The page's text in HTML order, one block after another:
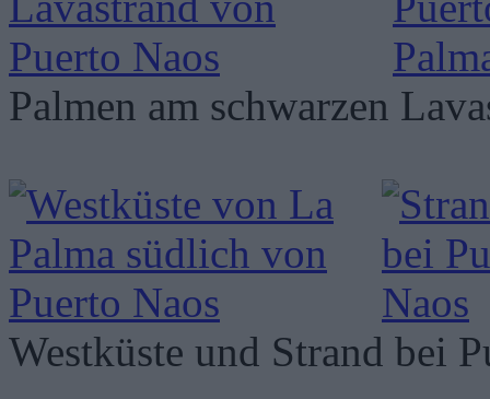
Palmen am schwarzen
Westküste und Strand bei